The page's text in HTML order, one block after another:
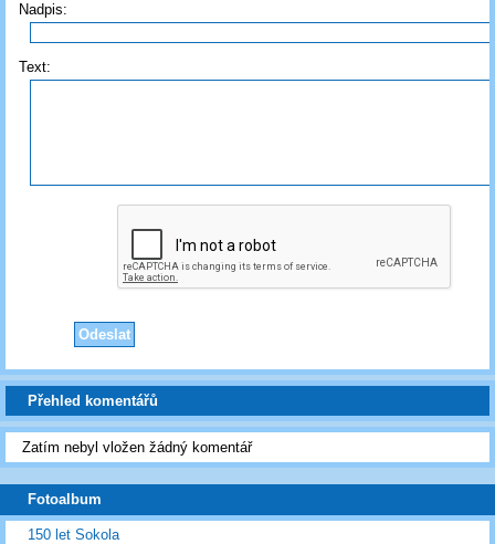
Nadpis:
Text:
Přehled komentářů
Zatím nebyl vložen žádný komentář
Fotoalbum
150 let Sokola